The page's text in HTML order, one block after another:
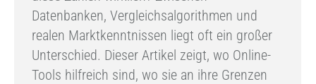
Datenbanken, Vergleichsalgorithmen und
realen Marktkenntnissen liegt oft ein großer
Unterschied. Dieser Artikel zeigt, wo Online-
Tools hilfreich sind, wo sie an ihre Grenzen